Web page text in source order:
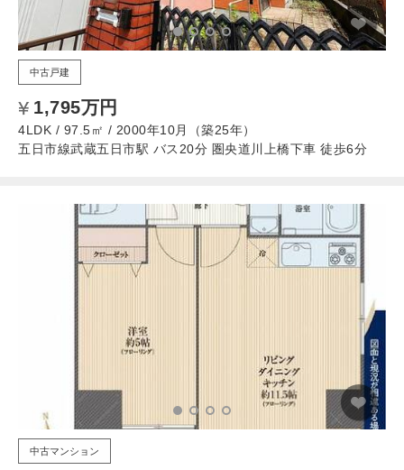
中古戸建
1,795万円
4LDK / 97.5㎡ / 2000年10月（築25年）
五日市線武蔵五日市駅 バス20分 圏央道川上橋下車 徒歩6分
中古マンション